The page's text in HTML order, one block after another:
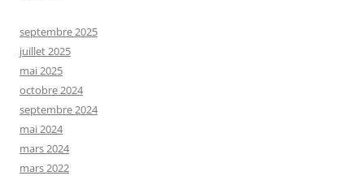
septembre 2025
juillet 2025
mai 2025
octobre 2024
septembre 2024
mai 2024
mars 2024
mars 2022